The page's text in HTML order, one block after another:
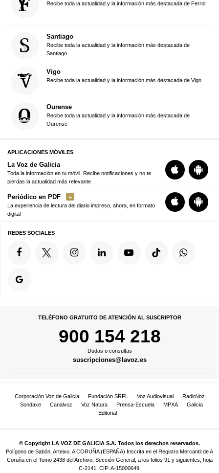
Recibe toda la actualidad y la información más destacada de Ferrol
Santiago
Recibe toda la actualidad y la información más destacada de
Santiago
Vigo
Recibe toda la actualidad y la información más destacada de Vigo
Ourense
Recibe toda la actualidad y la información más destacada de
Ourense
APLICACIONES MÓVILES
La Voz de Galicia
Toda la información en tu móvil. Recibe notificaciones y no te
pierdas la actualidad más relevante
Periódico en PDF
La experiencia de lectura del diario impreso, ahora, en formato
digital
REDES SOCIALES
TELÉFONO GRATUITO DE ATENCIÓN AL SUSCRIPTOR
900 154 218
Dudas o consultas
suscripciones@lavoz.es
Corporación Voz de Galicia Fundación SRFL Voz Audiovisual
RadioVoz
Sondaxe
Canalvoz Voz Natura Prensa-Escuela MPXA
Galicia
Editorial
© Copyright LA VOZ DE GALICIA S.A. Todos los derechos reservados.
Polígono de Sabón, Arteixo, A CORUÑA (ESPAÑA) Inscrita en el Registro Mercantil de A
Coruña en el Tomo 2438 del Archivo, Sección General, a los folios 91 y siguientes, hoja
C-2141. CIF: A-15000649.